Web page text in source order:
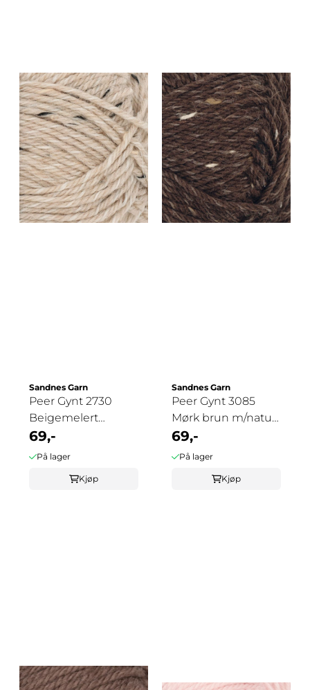
Sandnes Garn
Peer Gynt 2730
Beigemelert
m/natur tweed
69,-
På lager
Kjøp
Sandnes Garn
Peer Gynt 3085
Mørk brun m/natur
tweed
69,-
På lager
Kjøp